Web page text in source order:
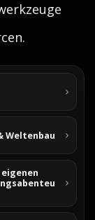
Weltenbau
eigenen